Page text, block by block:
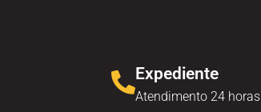
Expediente
Atendimento 24 horas